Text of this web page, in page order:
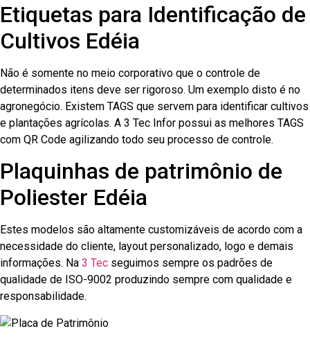
Etiquetas para Identificação de
Cultivos Edéia
Não é somente no meio corporativo que o controle de
determinados itens deve ser rigoroso. Um exemplo disto é no
agronegócio. Existem TAGS que servem para identificar cultivos
e plantações agrícolas. A 3 Tec Infor possui as melhores TAGS
com QR Code agilizando todo seu processo de controle.
Plaquinhas de patrimônio de
Poliester Edéia
Estes modelos são altamente customizáveis de acordo com a
necessidade do cliente, layout personalizado, logo e demais
informações. Na 3 Tec seguimos sempre os padrões de
qualidade de ISO-9002 produzindo sempre com qualidade e
responsabilidade.